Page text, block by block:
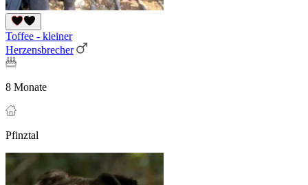
Toffee - kleiner
Herzensbrecher
8 Monate
Pfinztal